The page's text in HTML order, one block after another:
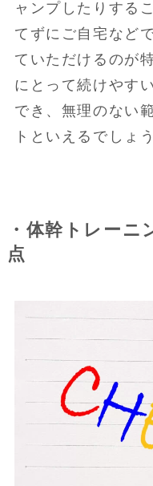
ャンプしたりする
てずにご自宅など
ていただけるのが
にとって続けやす
でき、無理のない
トといえるでしょう
・体幹トレー
点